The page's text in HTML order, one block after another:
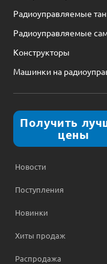
Радиоуправляемые
Радиоуправляемые
Конструкторы
Машинки на
Получить
цены
Новости
Поступления
Новинки
Хиты продаж
Распродажа